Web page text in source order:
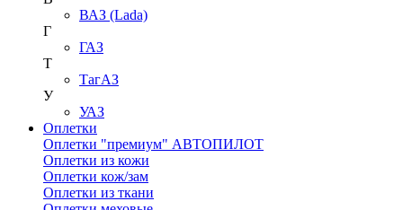
ВАЗ (Lada)
Г
ГАЗ
Т
ТагАЗ
У
УАЗ
Оплетки
Оплетки "премиум" АВТОПИЛОТ
Оплетки из кожи
Оплетки кож/зам
Оплетки из ткани